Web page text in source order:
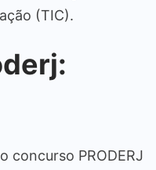
(TIC).
concurso PRODERJ